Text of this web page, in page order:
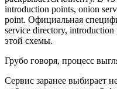
introduction points, onion
point. Официальная
service directory,
этой схемы.
Грубо говоря, процесс
Сервис заранее выбирает